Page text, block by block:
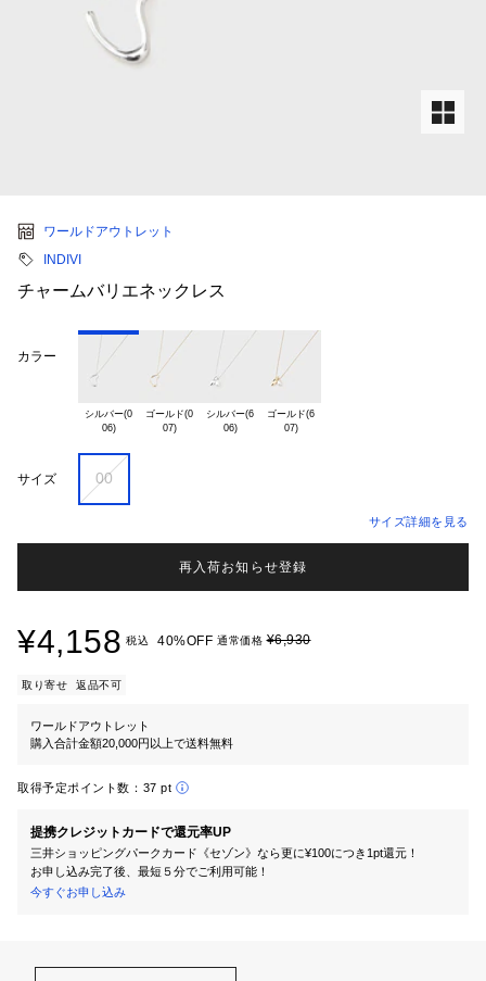
ワールドアウトレット
INDIVI
チャームバリエネックレス
カラー
シルバー(0
06)
ゴールド(0
07)
シルバー(6
06)
ゴールド(6
07)
サイズ 00
サイズ詳細を見る
再入荷お知らせ登録
¥4,158 税込 40%OFF 通常価格¥6,930
取り寄せ 返品不可
ワールドアウトレット
購入合計金額20,000円以上で送料無料
取得予定ポイント数： 37 pt
提携クレジットカードで還元率UP
三井ショッピングパークカード《セゾン》なら更に¥100につき1pt還元！
お申し込み完了後、最短５分でご利用可能！
今すぐお申し込み